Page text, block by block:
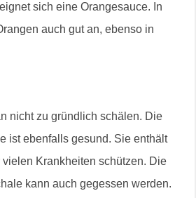
sich eine Orangesauce. In
auch gut an, ebenso in
nicht zu gründlich schälen. Die
ist ebenfalls gesund. Sie enthält
vielen Krankheiten schützen. Die
kann auch gegessen werden.